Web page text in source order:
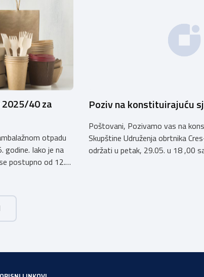
2025/40 za
otpadu
godine. Iako je na
postupno od 12.
te njen utjecaj na
u cijelosti: […]
Poziv na konstituirajuću
Poštovani, Pozivamo vas na
Skupštine Udruženja obrtnika
održati u petak, 29.05. u 18 ,00